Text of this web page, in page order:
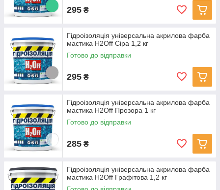
295 ₴
Гідроізоляція універсальна акрилова фарба
мастика H2Off Сіра 1,2 кг
Готово до відправки
295 ₴
Гідроізоляція універсальна акрилова фарба
мастика H2Off Прозора 1 кг
Готово до відправки
285 ₴
Гідроізоляція універсальна акрилова фарба
мастика H2Off Графітова 1,2 кг